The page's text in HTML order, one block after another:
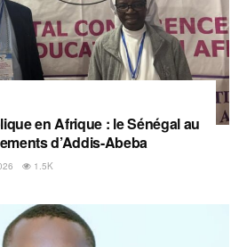
en Afrique : le Sénégal au
d’Addis-Abeba
1.5K